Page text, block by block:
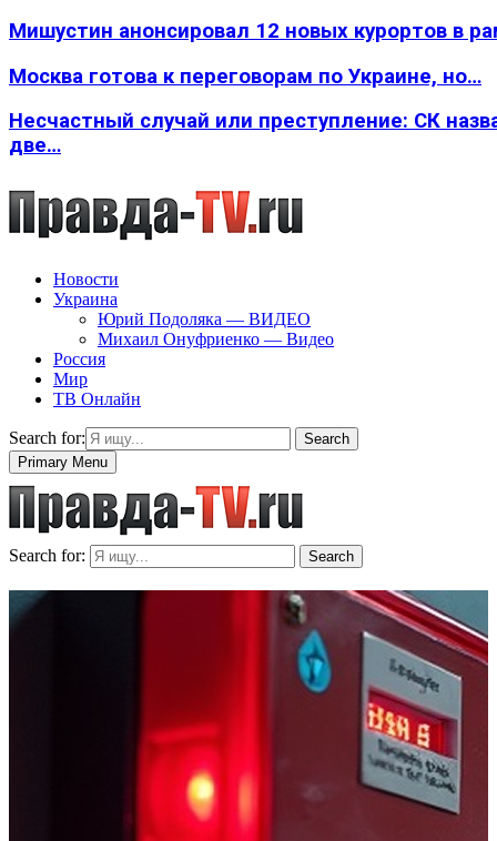
Мишустин анонсировал 12 новых курортов в
Москва готова к переговорам по Украине, но…
Несчастный случай или преступление: СК
две…
Новости
Украина
Юрий Подоляка — ВИДЕО
Михаил Онуфриенко — Видео
Россия
Мир
ТВ Онлайн
Search for:
Search
Primary Menu
Search for: Search